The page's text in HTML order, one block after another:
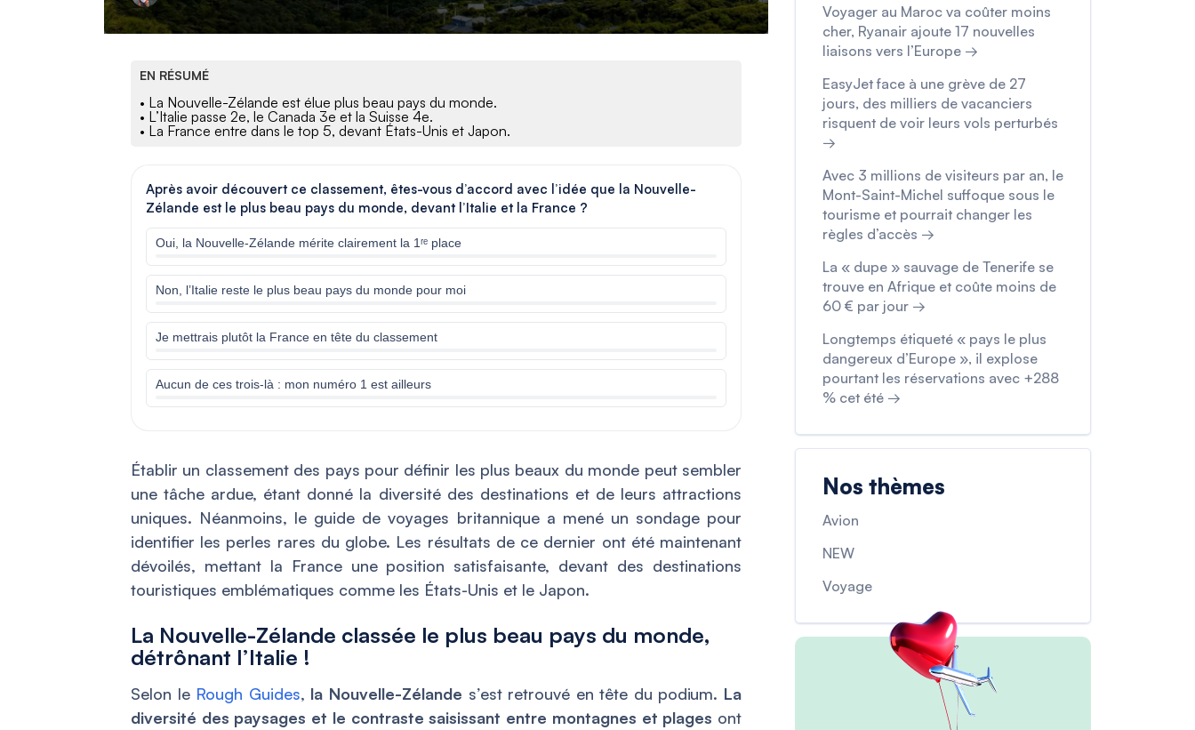
EN RÉSUMÉ
• La Nouvelle-Zélande est élue plus beau pays du monde.
• L’Italie passe 2e, le Canada 3e et la Suisse 4e.
• La France entre dans le top 5, devant États-Unis et Japon.
Après avoir découvert ce classement, êtes-vous d’accord avec l’idée que la Nouvelle-
Zélande est le plus beau pays du monde, devant l’Italie et la France ?
Oui, la Nouvelle-Zélande mérite clairement la 1ʳᵉ place
Non, l’Italie reste le plus beau pays du monde pour moi
Je mettrais plutôt la France en tête du classement
Aucun de ces trois-là : mon numéro 1 est ailleurs
Établir un classement des pays pour définir les plus beaux du monde peut sembler
une tâche ardue, étant donné la diversité des destinations et de leurs attractions
uniques. Néanmoins, le guide de voyages britannique a mené un sondage pour
identifier les perles rares du globe. Les résultats de ce dernier ont été maintenant
dévoilés, mettant la France une position satisfaisante, devant des destinations
touristiques emblématiques comme les États-Unis et le Japon.
La Nouvelle-Zélande classée le plus beau pays du monde,
détrônant l’Italie !
Selon le Rough Guides, la Nouvelle-Zélande s’est retrouvé en tête du podium. La
diversité des paysages et le contraste saisissant entre montagnes et plages ont
Voyager au Maroc va coûter moins
cher, Ryanair ajoute 17 nouvelles
liaisons vers l’Europe →
EasyJet face à une grève de 27
jours, des milliers de vacanciers
risquent de voir leurs vols perturbés
→
Avec 3 millions de visiteurs par an, le
Mont-Saint-Michel suffoque sous le
tourisme et pourrait changer les
règles d’accès →
La « dupe » sauvage de Tenerife se
trouve en Afrique et coûte moins de
60 € par jour →
Longtemps étiqueté « pays le plus
dangereux d’Europe », il explose
pourtant les réservations avec +288
% cet été →
Nos thèmes
Avion
NEW
Voyage